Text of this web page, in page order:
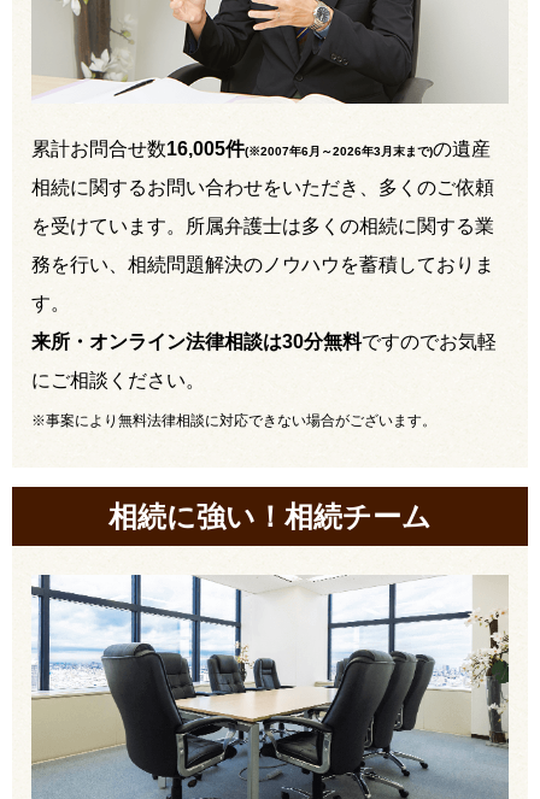
累計お問合せ数16,005件(※2007年6月～2026年3月末まで)の遺産
相続に関するお問い合わせをいただき、多くのご依頼
を受けています。所属弁護士は多くの相続に関する業
務を行い、相続問題解決のノウハウを蓄積しておりま
す。
来所・オンライン法律相談は30分無料ですのでお気軽
にご相談ください。
※事案により無料法律相談に対応できない場合がございます。
相続に強い！相続チーム